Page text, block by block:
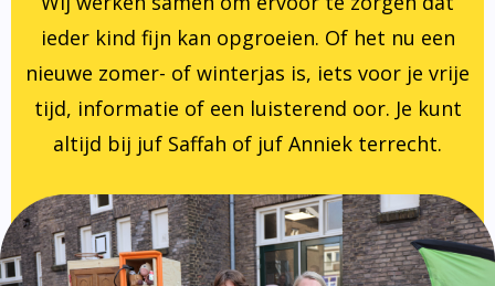
ieder kind fijn kan opgroeien. Of het nu een
nieuwe zomer- of winterjas is, iets voor je vrije
tijd, informatie of een luisterend oor. Je kunt
altijd bij juf Saffah of juf Anniek terrecht.